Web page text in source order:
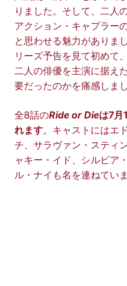
りました。そして、二人
アクション・キャプラー
と思わせる魅力がありま
リーズ予告を見て初めて
二人の俳優を主演に据え
要だったのかを痛感しまし
全8話のRide or Dieは7月
れます。キャストにはエ
チ、サラヴァン・スティ
ャキー・イド、シルビア
ル・ナイも名を連ねていま